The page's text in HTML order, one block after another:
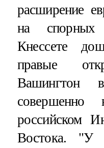
расширение
на спорных
Кнессете
правые
Вашингтон
российском
Востока.